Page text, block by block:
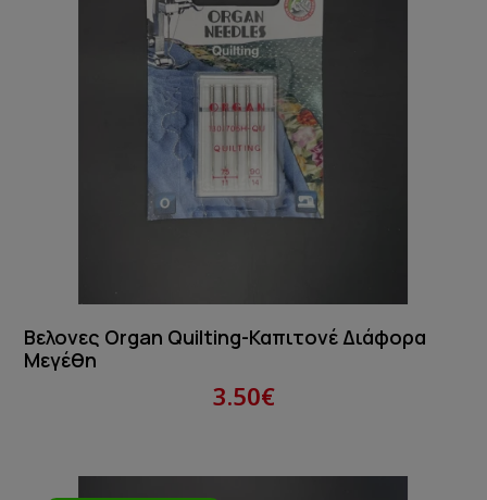
Βελονες Organ Quilting-Καπιτονέ Διάφορα
Μεγέθη
3.50€